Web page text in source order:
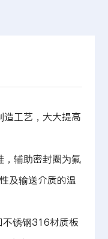
造工艺，大大提高
，辅助密封圈为氟
及输送介质的温
不锈钢316材质板